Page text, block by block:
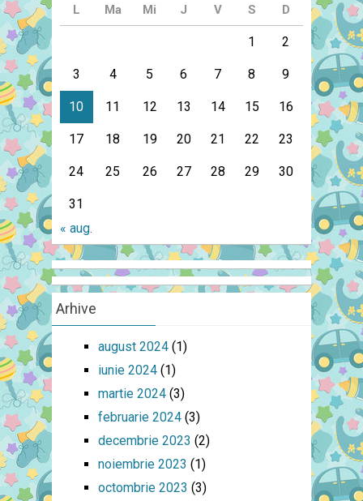
L Ma Mi J V S D
1 2
3 4 5 6 7 8 9
10 11 12 13 14 15 16
17 18 19 20 21 22 23
24 25 26 27 28 29 30
31
« aug.
Arhive
august 2024(1)
iunie 2024(1)
martie 2024(3)
februarie 2024(3)
decembrie 2023 (2)
noiembrie 2023 (1)
octombrie 2023 (3)